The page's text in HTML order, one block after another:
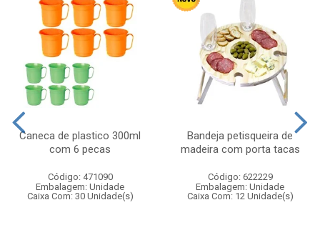
Caneca de plastico 300ml
com 6 pecas
Código: 471090
Embalagem: Unidade
Caixa Com: 30 Unidade(s)
Bandeja petisqueira de
madeira com porta tacas
Código: 622229
Embalagem: Unidade
Caixa Com: 12 Unidade(s)